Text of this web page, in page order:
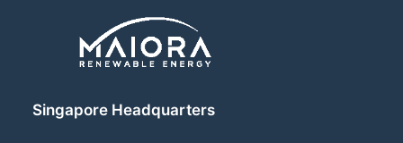
Singapore Headquarters